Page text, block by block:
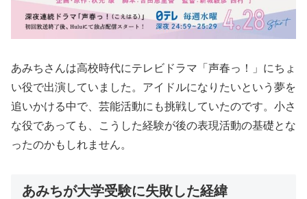
あみちさんは高校時代にテレビドラマ「声春っ！」にちょ
い役で出演していました。アイドルになりたいという夢を
追いかける中で、芸能活動にも挑戦していたのです。小さ
な役であっても、こうした経験が後の表現活動の基礎とな
ったのかもしれません。
あみちが大学受験に失敗した経緯